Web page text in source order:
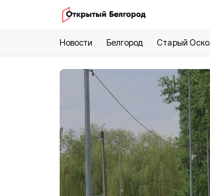
Новости Белгород Старый